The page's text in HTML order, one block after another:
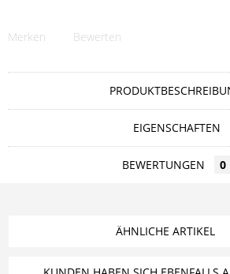
Merken Bewerten
EIGENSCHAFTEN
BEWERTUNGEN 0
ÄHNLICHE ARTIKEL